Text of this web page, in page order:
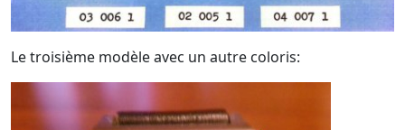
Le troisième modèle avec un autre coloris: